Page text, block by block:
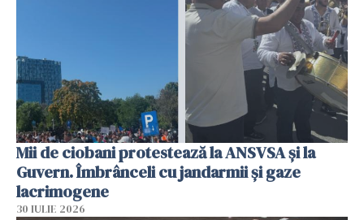
Mii de ciobani protestează la ANSVSA și la
Guvern. Îmbrânceli cu jandarmii și gaze
lacrimogene
30 IULIE 2026